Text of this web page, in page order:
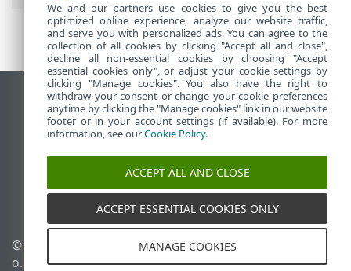
Desktop-Site anzeigen
End of Life
ESET Knowledgebase
ESET-Forum
ESET Status Portal
Regionaler Support
© 1992 - 2026 ESET, spol. s r.
o. - Alle Rechte
Cookies verwalten
Cookie-Richtlinie
We and our partners use cookies to give you the best
optimized online experience, analyze our website traffic,
and serve you with personalized ads. You can agree to the
collection of all cookies by clicking "Accept all and close",
decline all non-essential cookies by choosing "Accept
essential cookies only", or adjust your cookie settings by
clicking "Manage cookies". You also have the right to
withdraw your consent or change your cookie preferences
anytime by clicking the "Manage cookies" link in our website
footer or in your account settings (if available). For more
information, see ourCookie Policy.
ACCEPT ALL AND CLOSE
ACCEPT ESSENTIAL COOKIES ONLY
MANAGE COOKIES